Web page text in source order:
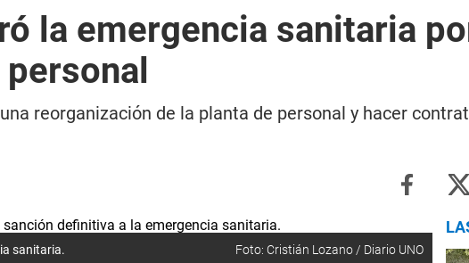
la emergencia sanitaria
reorganización de la planta de personal y hacer
sanitaria. Foto: Cristián Lozano / Diario UNO